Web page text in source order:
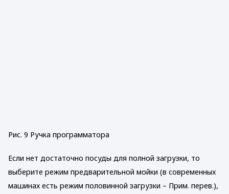
Рис. 9 Ручка программатора
Если нет достаточно посуды для полной загрузки, то
выберите режим предварительной мойки (в современных
машинах есть режим половинной загрузки – Прим. перев.),